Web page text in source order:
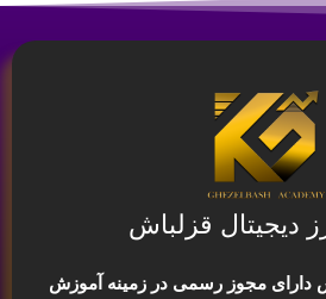
دیجیتال قزلباش
دارای مجوز رسمی در زمینه آموزش